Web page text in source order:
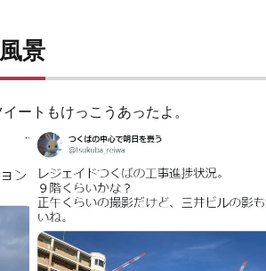
景
ートもけっこうあったよ。